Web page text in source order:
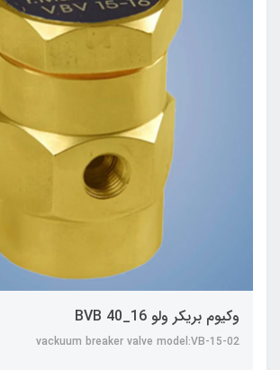
وکیوم بریکر ولو BVB 40_16
vackuum breaker valve model:VB-15-02